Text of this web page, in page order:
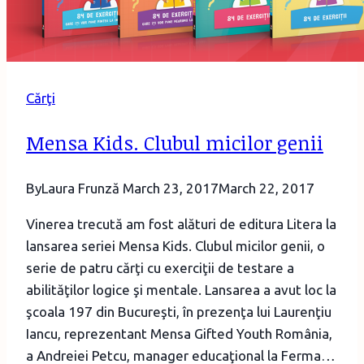
Cărţi
Mensa Kids. Clubul micilor genii
ByLaura Frunză March 23, 2017March 22, 2017
Vinerea trecută am fost alături de editura Litera la
lansarea seriei Mensa Kids. Clubul micilor genii, o
serie de patru cărţi cu exerciţii de testare a
abilităţilor logice şi mentale. Lansarea a avut loc la
şcoala 197 din Bucureşti, în prezenţa lui Laurenţiu
Iancu, reprezentant Mensa Gifted Youth România,
a Andreiei Petcu, manager educaţional la Ferma…